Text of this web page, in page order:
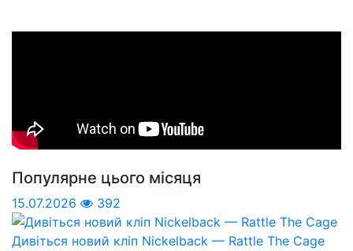
Популярне цього місяця
15.07.2026 392
Дивіться новий кліп Nickelback — Rattle The Cage